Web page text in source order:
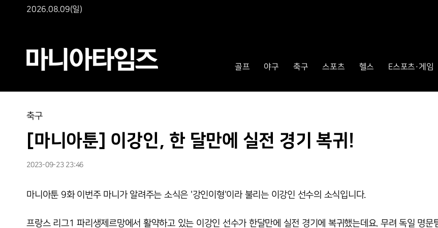
2026.08.09(일)
골프 야구 축구 스포츠 헬스 E스포츠·게임
축구
[마니아툰] 이강인, 한 달만에 실전 경기 복귀!
2023-09-23 23:46
마니아툰 9화 이번주 마니가 알려주는 소식은 '강인이형'이라 불리는 이강인 선수의 소식입니다.
프랑스 리그1 파리생제르망에서 활약하고 있는 이강인 선수가 한달만에 실전 경기에 복귀했는데요. 무려 독일 명문